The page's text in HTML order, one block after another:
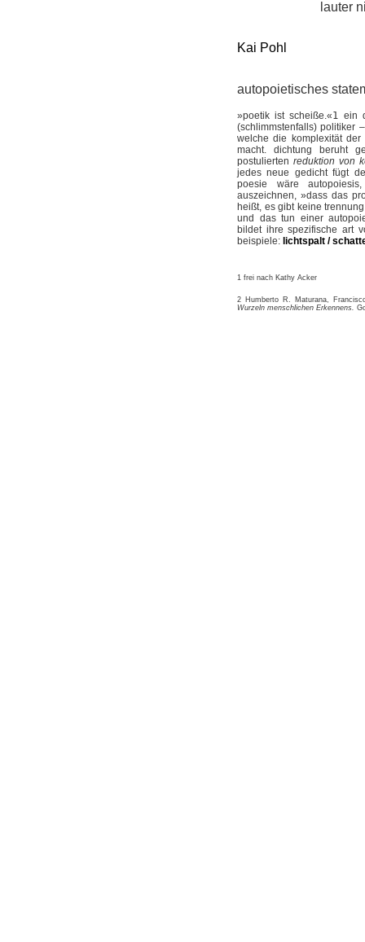
lauter
Kai Pohl
autopoietisches
»poetik ist scheiße.«1 ein
(schlimmstenfalls) politiker
welche die komplexität
macht. dichtung beruht
postuliertenreduktion von
jedes neue gedicht fügt
poesie wäre
auszeichnen, »dass das
heißt, es gibt keine
und das tun einer
bildet ihre spezifische art
beispiele: lichtspalt /
1 frei nach Kathy Acker
2 Humberto R. Maturana,
Wurzeln menschlichen Erkennens.